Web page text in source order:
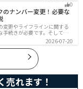
を読めば、バイク乗車時にリ
わかります。
0
のナンバー変更！必要な
変更やライフラインに関する
手続きが必要です。そしてバ
更やナンバー変更といったバ
てはいけません。しかし、必
いという方も多いのではな
っ越したらバイクのナンバー
ライダー引っ越し先でも原付
必要か知りたいライダー引
変更もナンバー変更もしてい
な疑問・お悩みにお
2026-07-20
売れます！